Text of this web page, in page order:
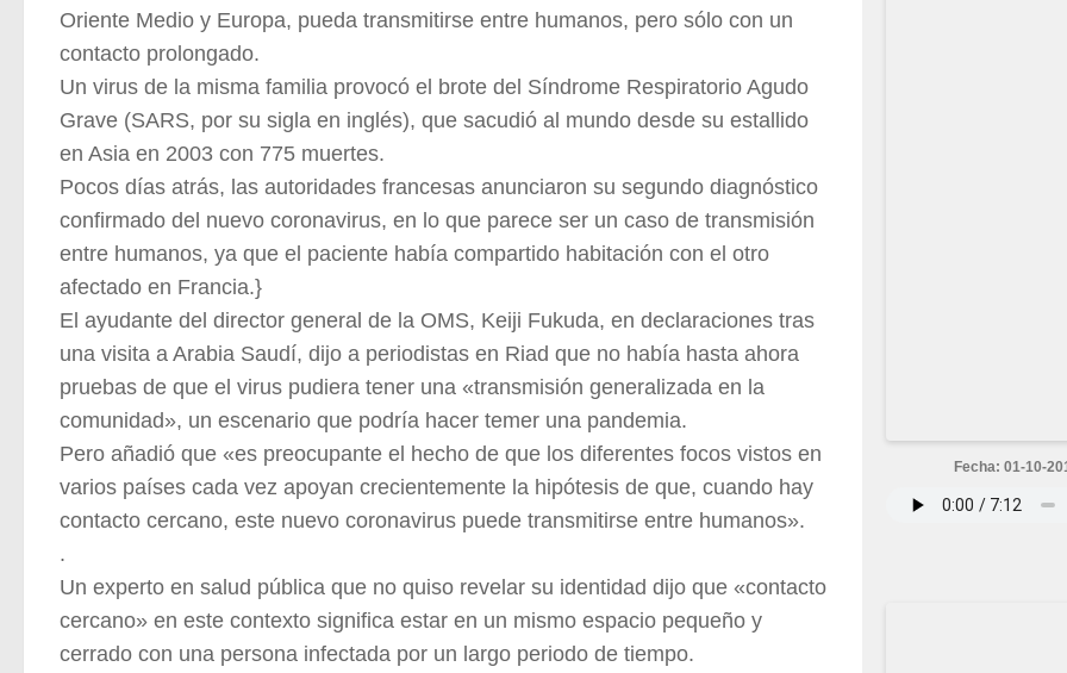
Oriente Medio y Europa, pueda transmitirse entre humanos, pero sólo con un
contacto prolongado.
Un virus de la misma familia provocó el brote del Síndrome Respiratorio Agudo
Grave (SARS, por su sigla en inglés), que sacudió al mundo desde su estallido
en Asia en 2003 con 775 muertes.
Pocos días atrás, las autoridades francesas anunciaron su segundo diagnóstico
confirmado del nuevo coronavirus, en lo que parece ser un caso de transmisión
entre humanos, ya que el paciente había compartido habitación con el otro
afectado en Francia.}
El ayudante del director general de la OMS, Keiji Fukuda, en declaraciones tras
una visita a Arabia Saudí, dijo a periodistas en Riad que no había hasta ahora
pruebas de que el virus pudiera tener una «transmisión generalizada en la
comunidad», un escenario que podría hacer temer una pandemia.
Pero añadió que «es preocupante el hecho de que los diferentes focos vistos en
varios países cada vez apoyan crecientemente la hipótesis de que, cuando hay
contacto cercano, este nuevo coronavirus puede transmitirse entre humanos».
.
Un experto en salud pública que no quiso revelar su identidad dijo que «contacto
cercano» en este contexto significa estar en un mismo espacio pequeño y
cerrado con una persona infectada por un largo periodo de tiempo.
Fecha: 01-10-